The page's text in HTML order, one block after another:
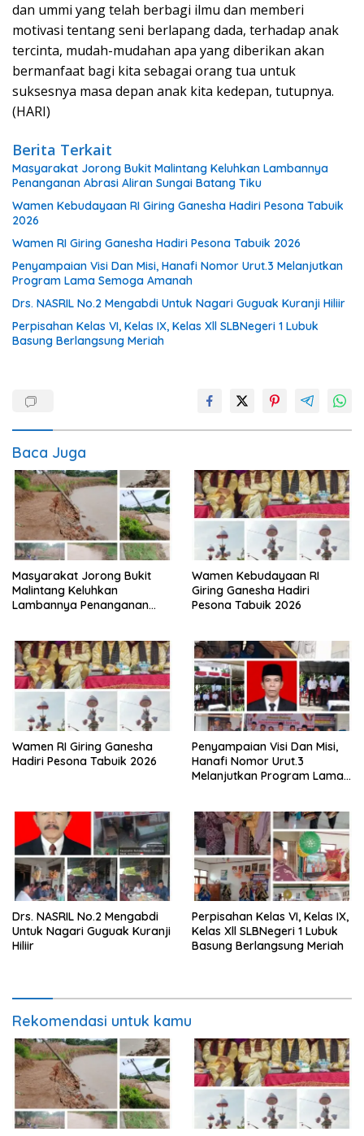
dan ummi yang telah berbagi ilmu dan memberi
motivasi tentang seni berlapang dada, terhadap anak
tercinta, mudah-mudahan apa yang diberikan akan
bermanfaat bagi kita sebagai orang tua untuk
suksesnya masa depan anak kita kedepan, tutupnya.
(HARI)
Berita Terkait
Masyarakat Jorong Bukit Malintang Keluhkan Lambannya
Penanganan Abrasi Aliran Sungai Batang Tiku
Wamen Kebudayaan RI Giring Ganesha Hadiri Pesona Tabuik
2026
Wamen RI Giring Ganesha Hadiri Pesona Tabuik 2026
Penyampaian Visi Dan Misi, Hanafi Nomor Urut.3 Melanjutkan
Program Lama Semoga Amanah
Drs. NASRIL No.2 Mengabdi Untuk Nagari Guguak Kuranji Hiliir
Perpisahan Kelas VI, Kelas IX, Kelas Xll SLBNegeri 1 Lubuk
Basung Berlangsung Meriah
Baca Juga
Masyarakat Jorong Bukit
Malintang Keluhkan
Lambannya Penanganan
Wamen Kebudayaan RI
Giring Ganesha Hadiri
Pesona Tabuik 2026
Wamen RI Giring Ganesha
Hadiri Pesona Tabuik 2026
Penyampaian Visi Dan Misi,
Hanafi Nomor Urut.3
Melanjutkan Program Lama
Drs. NASRIL No.2 Mengabdi
Untuk Nagari Guguak Kuranji
Hiliir
Perpisahan Kelas VI, Kelas IX,
Kelas Xll SLBNegeri 1 Lubuk
Basung Berlangsung Meriah
Rekomendasi untuk kamu